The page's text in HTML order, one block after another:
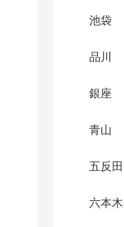
池袋
品川
銀座
青山
五反田
六本木